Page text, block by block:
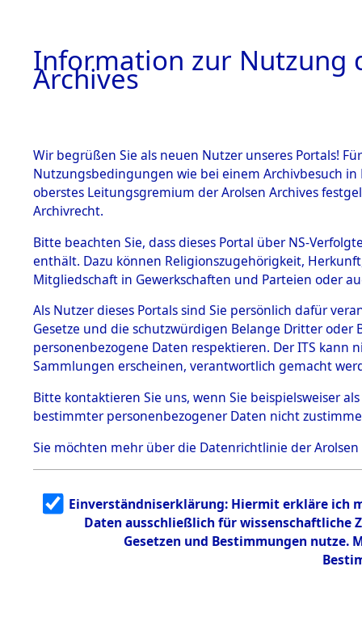
BESTÄNDE
1.
mente
5. Verschiedenes
5.3
Todesmärsche
5.3.1 Alliierte
Erhebungen
zu
Todesmärsch
en
5.3.2
g
5.3.3
Todesmärsch
Bonn→
Information zur Nutzung
Archives
Wir begrüßen Sie als neuen Nutzer unseres Portals!
Nutzungsbedingungen wie bei einem Archivbesuch
oberstes Leitungsgremium der Arolsen Archives
Archivrecht.
Bitte beachten Sie, dass dieses Portal über NS-
enthält. Dazu können Religionszugehörigkeit,
Mitgliedschaft in Gewerkschaften und Parteien oder
Als Nutzer dieses Portals sind Sie persönlich dafür
Gesetze und die schutzwürdigen Belange Dritter
personenbezogene Daten respektieren. Der ITS
Sammlungen erscheinen, verantwortlich gemacht
Bitte kontaktieren Sie uns, wenn Sie beispielsweiser
bestimmter personenbezogener Daten nicht
Sie möchten mehr über die Datenrichtlinie der Arolsen
Einverständniserklärung: Hiermit erkläre ich
Daten ausschließlich für wissenschaftliche
Gesetzen und Bestimmungen nutze.